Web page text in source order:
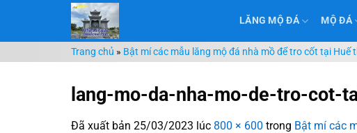
nội
dung
LĂNG MỘ ĐÁ MỘ ĐÁ
Trang chủ » Bật mí các mẫu lăng mộ đá nhà mồ để tro cốt tại
lang-mo-da-nha-mo-de-tro-cot-
Đã xuất bản 25/03/2023 lúc 800 × 600 trong Bật mí các